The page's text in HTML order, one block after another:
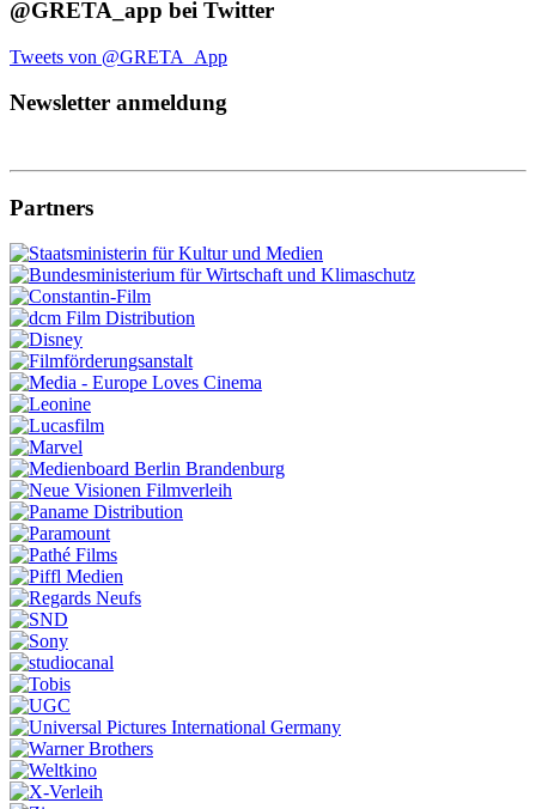
@GRETA_app bei Twitter
Tweets von @GRETA_App
Newsletter anmeldung
Partners